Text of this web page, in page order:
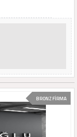
BRONZ FİRMA